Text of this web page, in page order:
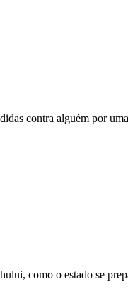
contra alguém por
como o estado se